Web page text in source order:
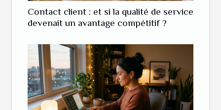
Contact client : et si la qualité de service
devenait un avantage compétitif ?